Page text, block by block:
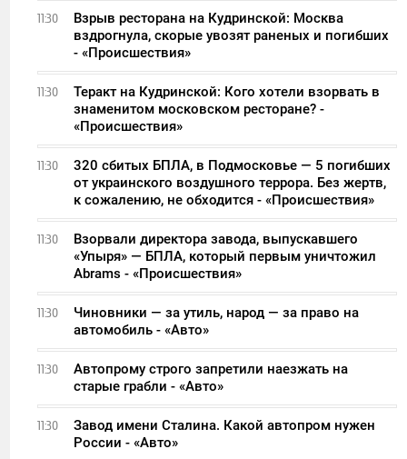
11:30
Взрыв ресторана на Кудринской: Москва
вздрогнула, скорые увозят раненых и погибших
- «Происшествия»
11:30
Теракт на Кудринской: Кого хотели взорвать в
знаменитом московском ресторане? -
«Происшествия»
11:30
320 сбитых БПЛА, в Подмосковье — 5 погибших
от украинского воздушного террора. Без жертв,
к сожалению, не обходится - «Происшествия»
11:30
Взорвали директора завода, выпускавшего
«Упыря» — БПЛА, который первым уничтожил
Abrams - «Происшествия»
11:30
Чиновники — за утиль, народ — за право на
автомобиль - «Авто»
11:30
Автопрому строго запретили наезжать на
старые грабли - «Авто»
11:30
Завод имени Сталина. Какой автопром нужен
России - «Авто»